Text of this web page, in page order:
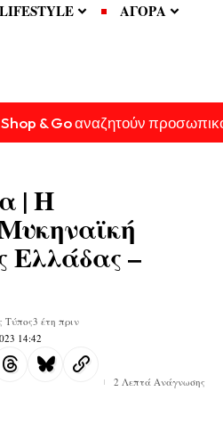
LIFESTYLE ΑΓΟΡΑ
& Go αναζητούν
| H
Ελλάδας –
14:42
Τύπος3 έτη πριν
2 Λεπτά Ανάγνωσης